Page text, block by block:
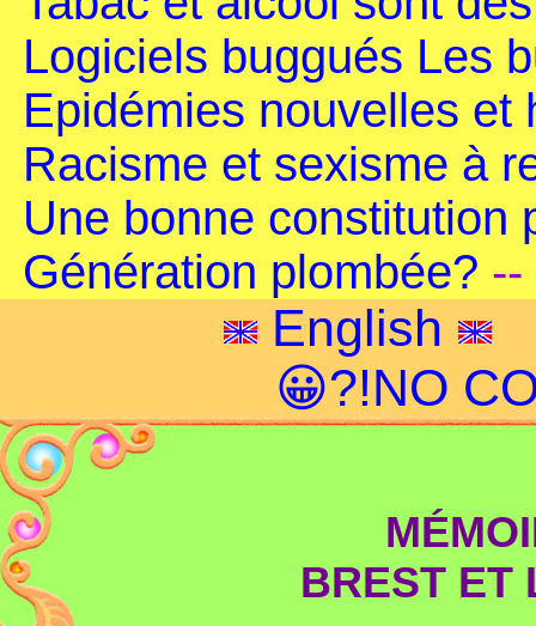
Logiciels buggués Les
Epidémies nouvelles et
Racisme et sexisme à
Une bonne constitution
Génération plombée? --
English
😀?!NO
BREST ET